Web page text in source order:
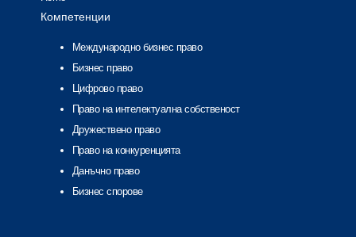
Компетенции
Международно бизнес право
Бизнес право
Цифрово право
Право на интелектуална собственост
Дружествено право
Право на конкуренцията
Данъчно право
Бизнес спорове